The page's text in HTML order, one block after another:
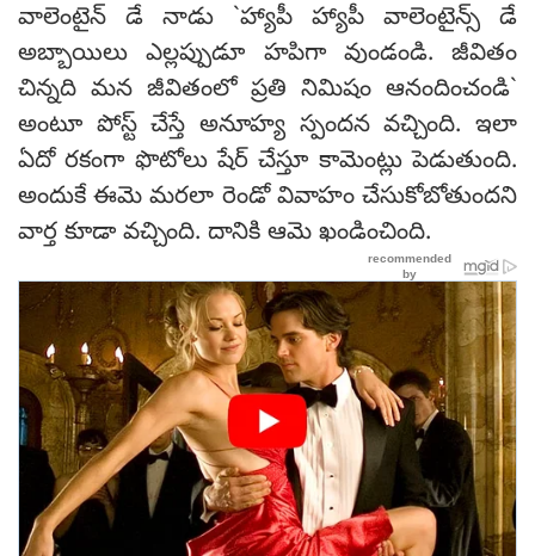
వాలెంటైన్ డే నాడు `హ్యాపీ హ్యాపీ వాలెంటైన్స్ డే
అబ్బాయిలు ఎల్లప్పుడూ హపిగా వుండండి. జీవితం
చిన్నది మన జీవితంలో ప్రతి నిమిషం ఆనందించండి`
అంటూ పోస్ట్ చేస్తే అనూహ్య స్పంద‌న వ‌చ్చింది. ఇలా
ఏదో ర‌కంగా ఫొటోలు షేర్ చేస్తూ కామెంట్లు పెడుతుంది.
అందుకే ఈమె మ‌ర‌లా రెండో వివాహం చేసుకోబోతుంద‌ని
వార్త కూడా వ‌చ్చింది. దానికి ఆమె ఖండించింది.